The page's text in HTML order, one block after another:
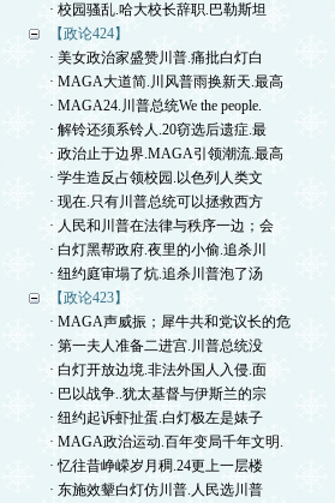
· 校园骚乱.哈大校长辞职.巴勒斯坦
【政论424】
· 美女政治家盛赞川普.痛批白灯白
· MAGA大道简.川风普雨换新天.最高
· MAGA24.川普总统We the people.
· 解铃还须系铃人.20窃选后遗症.最
· 政治止于边界.MAGA引领潮流.最高
· 学生造反占领校园.以色列人类文
· 现在.只有川普总统可以拯救西方
· 人民和川普在法律与秩序一边；会
· 白灯黑帮政府.夜里的小偷.追杀川
· 纽约庭审塌了炕.追杀川普泡了汤
【政论423】
· MAGA声威振；犀牛共和党议长的危
· 第一夫人准备二进宫.川普总统没
· 白灯开放边境.非法外国人入侵.面
· 巴以战争..犹太基督与伊斯兰的宗
· 纽约起诉虾扯蛋.白灯极左是婊子
· MAGA政治运动.百年变局千年文明.
· 忆往昔峥嵘岁月稠.24更上一层楼
· 东施效颦白灯仿川普.人民选川普